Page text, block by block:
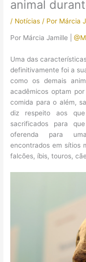
animal
/ Notícias / Por Márcia
Por Márcia Jamille |
Uma das
definitivamente foi a
como os demais
acadêmicos optam
comida para o além,
diz respeito aos
sacrificados para
oferenda para
encontrados em sítios
falcões, íbis, touros,